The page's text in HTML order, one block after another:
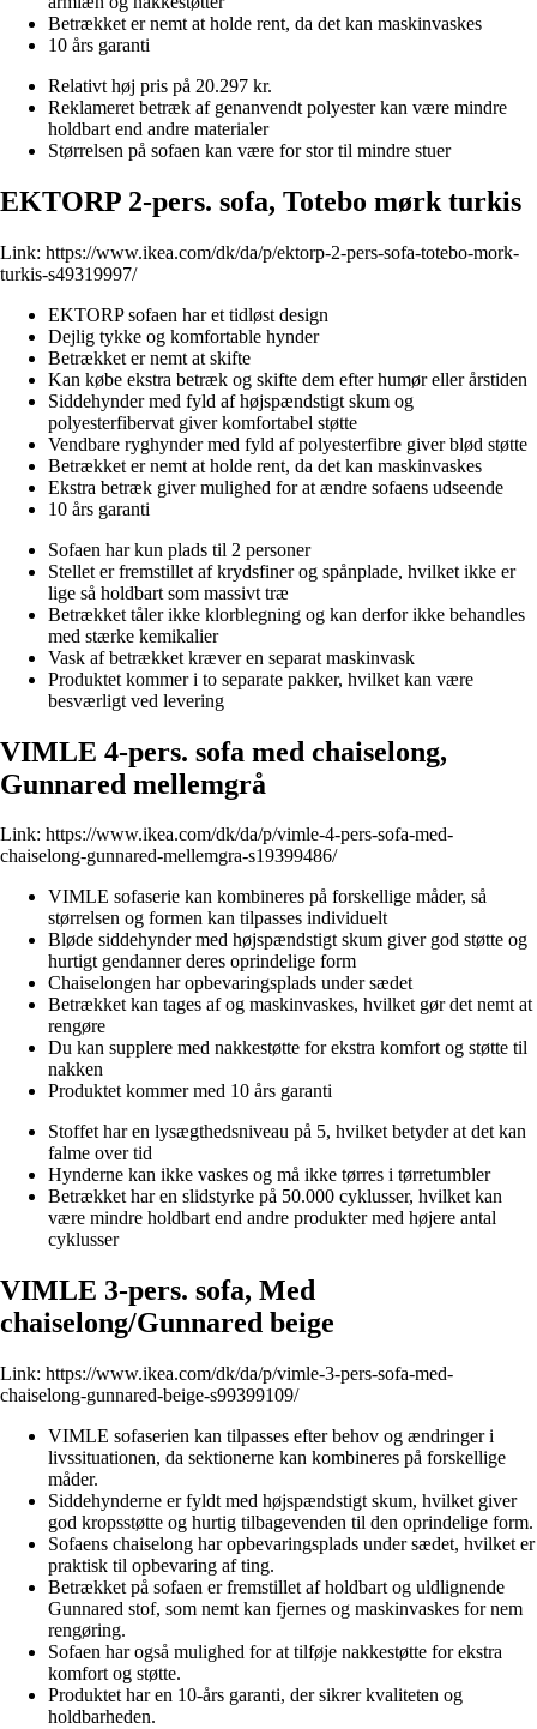
Betrækket er nemt at holde rent, da det kan maskinvaskes
10 års garanti
Relativt høj pris på 20.297 kr.
Reklameret betræk af genanvendt polyester kan være mindre
holdbart end andre materialer
Størrelsen på sofaen kan være for stor til mindre stuer
EKTORP 2-pers. sofa, Totebo mørk turkis
Link: https://www.ikea.com/dk/da/p/ektorp-2-pers-sofa-totebo-mork-
turkis-s49319997/
EKTORP sofaen har et tidløst design
Dejlig tykke og komfortable hynder
Betrækket er nemt at skifte
Kan købe ekstra betræk og skifte dem efter humør eller årstiden
Siddehynder med fyld af højspændstigt skum og
polyesterfibervat giver komfortabel støtte
Vendbare ryghynder med fyld af polyesterfibre giver blød støtte
Betrækket er nemt at holde rent, da det kan maskinvaskes
Ekstra betræk giver mulighed for at ændre sofaens udseende
10 års garanti
Sofaen har kun plads til 2 personer
Stellet er fremstillet af krydsfiner og spånplade, hvilket ikke er
lige så holdbart som massivt træ
Betrækket tåler ikke klorblegning og kan derfor ikke behandles
med stærke kemikalier
Vask af betrækket kræver en separat maskinvask
Produktet kommer i to separate pakker, hvilket kan være
besværligt ved levering
VIMLE 4-pers. sofa med chaiselong,
Gunnared mellemgrå
Link: https://www.ikea.com/dk/da/p/vimle-4-pers-sofa-med-
chaiselong-gunnared-mellemgra-s19399486/
VIMLE sofaserie kan kombineres på forskellige måder, så
størrelsen og formen kan tilpasses individuelt
Bløde siddehynder med højspændstigt skum giver god støtte og
hurtigt gendanner deres oprindelige form
Chaiselongen har opbevaringsplads under sædet
Betrækket kan tages af og maskinvaskes, hvilket gør det nemt at
rengøre
Du kan supplere med nakkestøtte for ekstra komfort og støtte til
nakken
Produktet kommer med 10 års garanti
Stoffet har en lysægthedsniveau på 5, hvilket betyder at det kan
falme over tid
Hynderne kan ikke vaskes og må ikke tørres i tørretumbler
Betrækket har en slidstyrke på 50.000 cyklusser, hvilket kan
være mindre holdbart end andre produkter med højere antal
cyklusser
VIMLE 3-pers. sofa, Med
chaiselong/Gunnared beige
Link: https://www.ikea.com/dk/da/p/vimle-3-pers-sofa-med-
chaiselong-gunnared-beige-s99399109/
VIMLE sofaserien kan tilpasses efter behov og ændringer i
livssituationen, da sektionerne kan kombineres på forskellige
måder.
Siddehynderne er fyldt med højspændstigt skum, hvilket giver
god kropsstøtte og hurtig tilbagevenden til den oprindelige form.
Sofaens chaiselong har opbevaringsplads under sædet, hvilket er
praktisk til opbevaring af ting.
Betrækket på sofaen er fremstillet af holdbart og uldlignende
Gunnared stof, som nemt kan fjernes og maskinvaskes for nem
rengøring.
Sofaen har også mulighed for at tilføje nakkestøtte for ekstra
komfort og støtte.
Produktet har en 10-års garanti, der sikrer kvaliteten og
holdbarheden.